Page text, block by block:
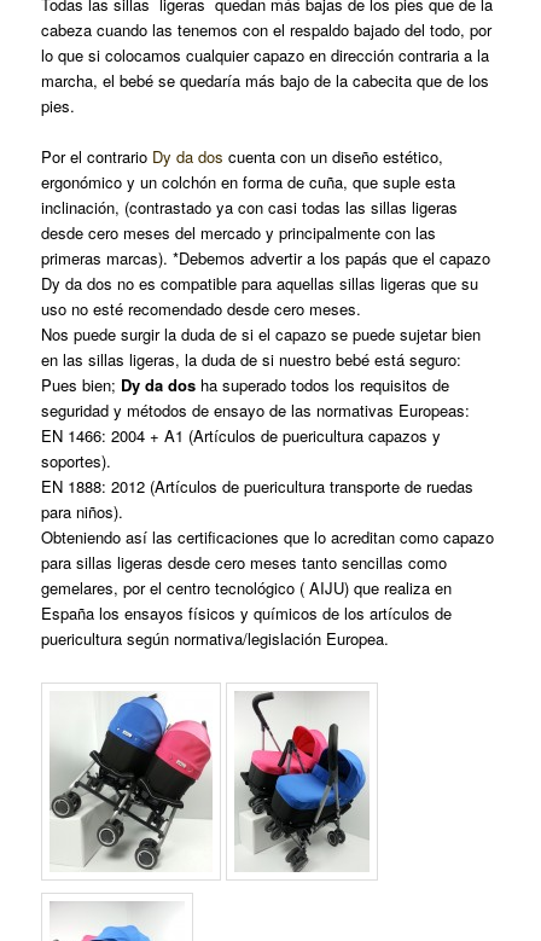
cabeza cuando las tenemos con el respaldo bajado del todo, por
lo que si colocamos cualquier capazo en dirección contraria a la
marcha, el bebé se quedaría más bajo de la cabecita que de los
pies.
Por el contrario Dy da dos cuenta con un diseño estético,
ergonómico y un colchón en forma de cuña, que suple esta
inclinación, (contrastado ya con casi todas las sillas ligeras
desde cero meses del mercado y principalmente con las
primeras marcas). *Debemos advertir a los papás que el capazo
Dy da dos no es compatible para aquellas sillas ligeras que su
uso no esté recomendado desde cero meses.
Nos puede surgir la duda de si el capazo se puede sujetar bien
en las sillas ligeras, la duda de si nuestro bebé está seguro:
Pues bien; Dy da dos ha superado todos los requisitos de
seguridad y métodos de ensayo de las normativas Europeas:
EN 1466: 2004 + A1 (Artículos de puericultura capazos y
soportes).
EN 1888: 2012 (Artículos de puericultura transporte de ruedas
para niños).
Obteniendo así las certificaciones que lo acreditan como capazo
para sillas ligeras desde cero meses tanto sencillas como
gemelares, por el centro tecnológico ( AIJU) que realiza en
España los ensayos físicos y químicos de los artículos de
puericultura según normativa/legislación Europea.